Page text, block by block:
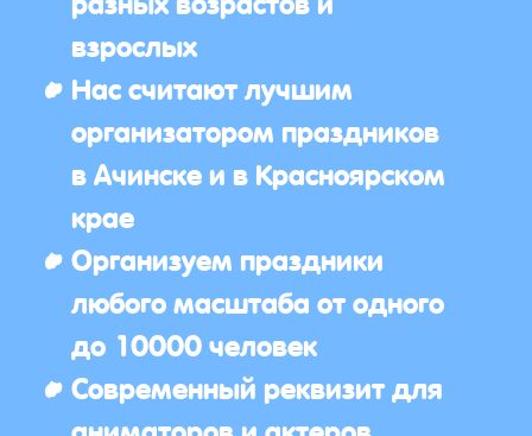
взрослых
Нас считают лучшим
организатором праздников
в Ачинске и в Красноярском
крае
Организуем праздники
любого масштаба от одного
до 10000 человек
Современный реквизит для